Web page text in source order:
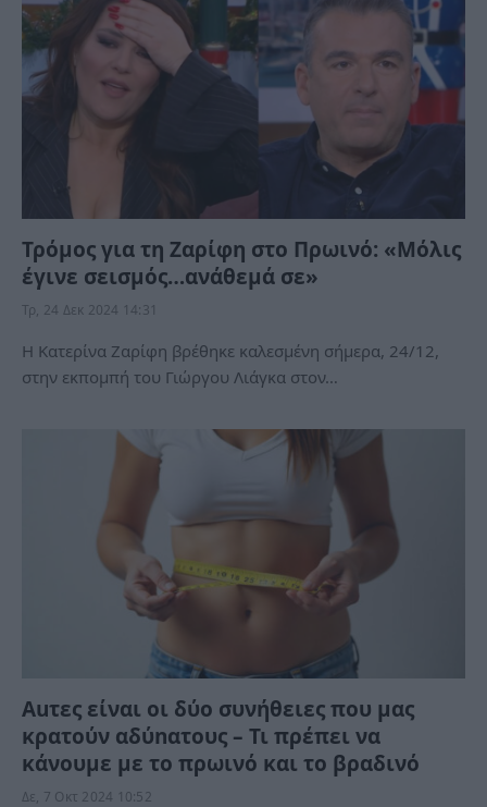
Τρόμος για τη Ζαρίφη στο Πρωινό: «Μόλις
έγινε σεισμός…ανάθεμά σε»
Τρ, 24 Δεκ 2024 14:31
Η Κατερίνα Ζαρίφη βρέθηκε καλεσμένη σήμερα, 24/12,
στην εκπομπή του Γιώργου Λιάγκα στον…
Auτες είναι οι δύο συνήθειες που μας
κρατούν αδύnατους – Τι πρέπει να
κάνουμε με το πρωινό και το βραδινό
Δε, 7 Οκτ 2024 10:52